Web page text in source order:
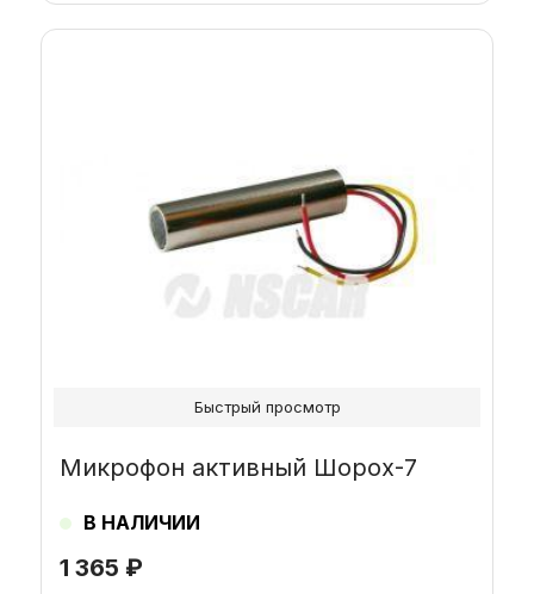
1 365 ₽
Микрофон активный Шорох-7
В НАЛИЧИИ
Быстрый просмотр